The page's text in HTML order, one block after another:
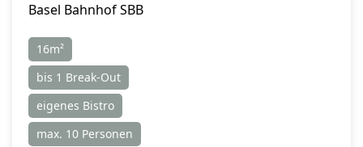
Basel Bahnhof SBB
16m²
bis 1 Break-Out
eigenes Bistro
max. 10 Personen